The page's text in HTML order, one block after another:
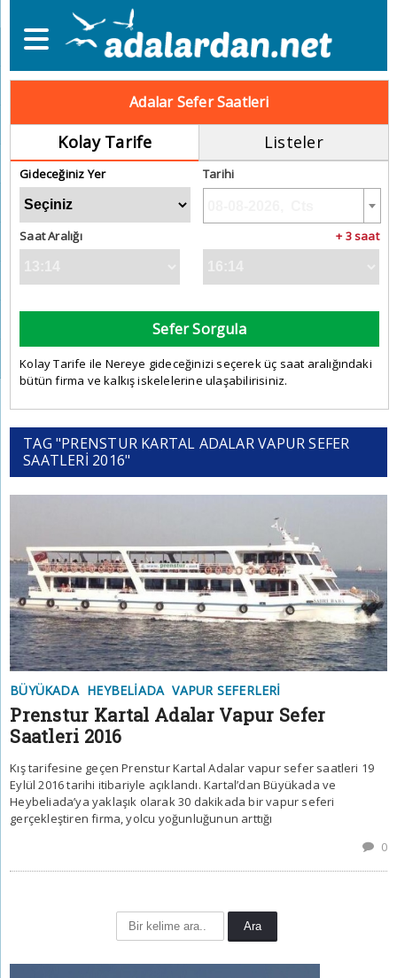
Adalar Sefer Saatleri
Kolay Tarife Listeler
Gideceğiniz Yer Tarihi
Saat Aralığı + 3 saat
Sefer Sorgula
Kolay Tarife ile Nereye gideceğinizi seçerek üç saat aralığındaki
bütün firma ve kalkış iskelelerine ulaşabilirisiniz.
TAG "PRENSTUR KARTAL ADALAR VAPUR SEFER
SAATLERI 2016"
BÜYÜKADA HEYBELIADA VAPUR SEFERLERI
Prenstur Kartal Adalar Vapur Sefer
Saatleri 2016
Kış tarifesine geçen Prenstur Kartal Adalar vapur sefer saatleri 19
Eylül 2016 tarihi itibariyle açıklandı. Kartal’dan Büyükada ve
Heybeliada’ya yaklaşık olarak 30 dakikada bir vapur seferi
gerçekleştiren firma, yolcu yoğunluğunun arttığı
0